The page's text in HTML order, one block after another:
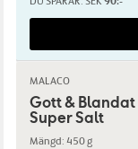
MALACO
Gott & Blandat
Super Salt
Mängd: 450 g